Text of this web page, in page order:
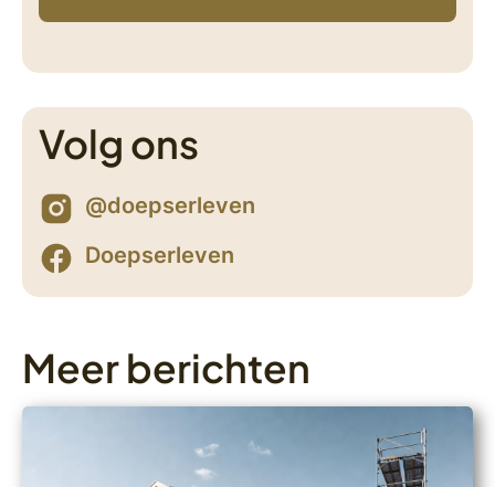
Volg ons
@doepserleven
Doepserleven
Meer berichten